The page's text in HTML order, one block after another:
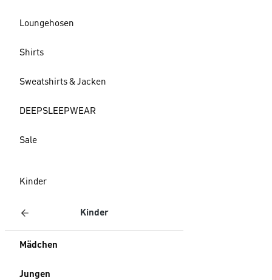
Loungehosen
Shirts
Sweatshirts & Jacken
DEEPSLEEPWEAR
Sale
Kinder
Kinder
Mädchen
Jungen